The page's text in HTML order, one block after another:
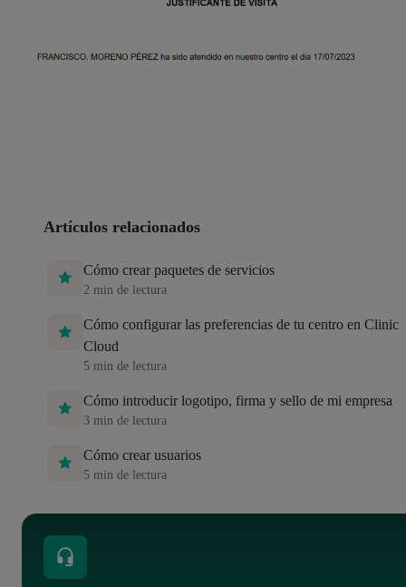
Artículos relacionados
Cómo crear paquetes de servicios
2 min de lectura
Cómo configurar las preferencias de tu centro en Clinic
Cloud
5 min de lectura
Cómo introducir logotipo, firma y sello de mi empresa
3 min de lectura
Cómo crear usuarios
5 min de lectura